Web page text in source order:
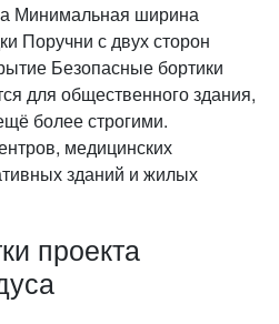
Минимальная ширина
Поручни с двух сторон
Безопасные бортики
для общественного здания,
более строгими.
медицинских
зданий и жилых
проекта